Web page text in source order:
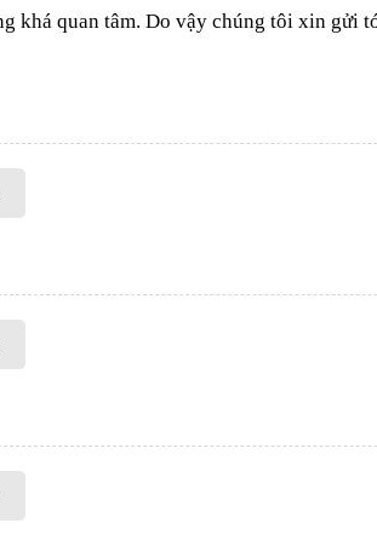
khá quan tâm. Do vậy chúng tôi xin gửi